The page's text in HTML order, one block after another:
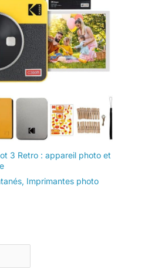
3 Retro : appareil photo et
, Imprimantes photo